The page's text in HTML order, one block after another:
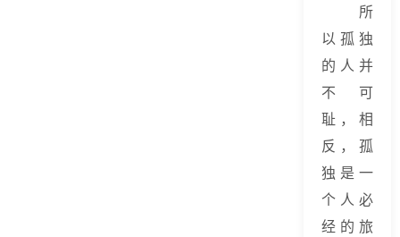
所
以孤独
的人并
不可
耻，相
反，孤
独是一
个人必
经的旅